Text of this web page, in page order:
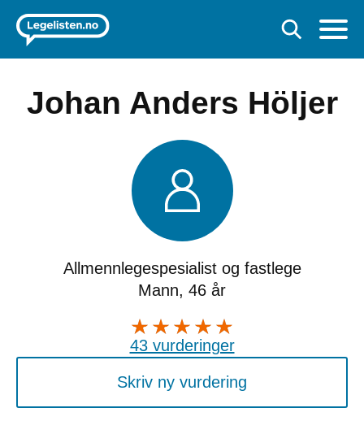
Johan Anders Höljer
Allmennlegespesialist og fastlege
Mann, 46 år
43 vurderinger
Skriv ny vurdering